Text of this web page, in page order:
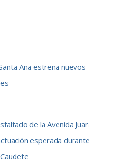
Ana estrena nuevos
de la Avenida Juan
esperada durante